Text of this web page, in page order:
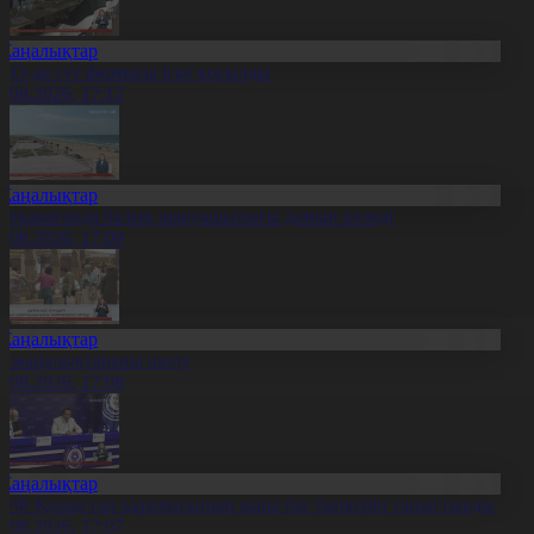
да сүт фермасы іске қосылды
17:12
балық шаруашылығы дамып келеді
17:09
жаңалықтарына шолу
17:08
Қазақстан құрамасының жаңа бас бапкерін таныстырды
17:07